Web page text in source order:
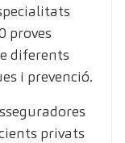
proves
diferents
i prevenció.
privats